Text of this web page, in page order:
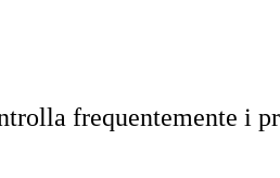
frequentemente i